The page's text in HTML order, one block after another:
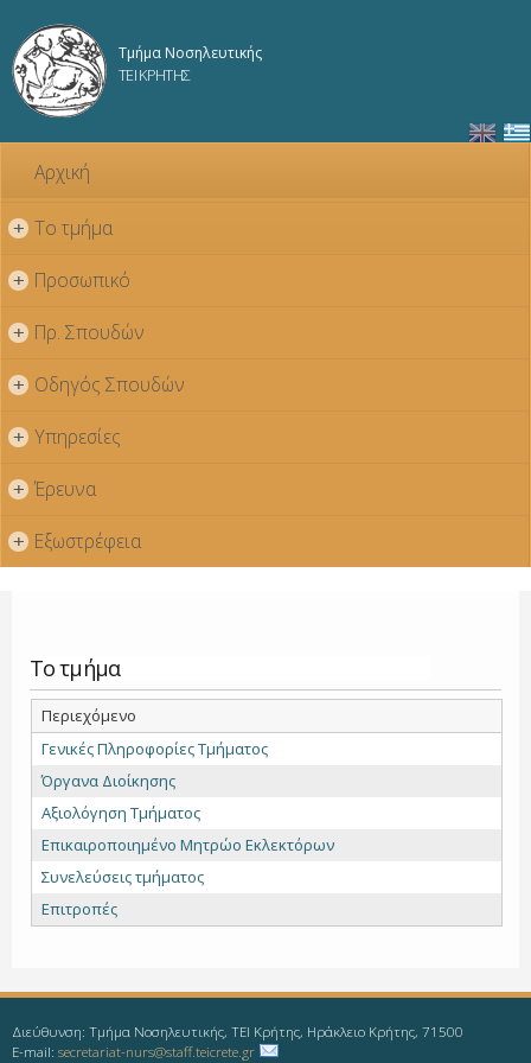
κυρίως
Τμήμα Νοσηλευτικής
ΤΕΙ ΚΡΗΤΗΣ
Αρχική
+ Το τμήμα
+ Προσωπικό
+ Πρ. Σπουδών
+ Οδηγός Σπουδών
+ Υπηρεσίες
+ Έρευνα
+ Εξωστρέφεια
Το τμήμα
Περιεχόμενο
Γενικές Πληροφορίες Τμήματος
Όργανα Διοίκησης
Αξιολόγηση Τμήματος
Επικαιροποιημένο Μητρώο Εκλεκτόρων
Συνελεύσεις τμήματος
Επιτροπές
Διεύθυνση: Τμήμα Νοσηλευτικής, ΤΕΙ Κρήτης, Ηράκλειο Κρήτης, 71500
E-mail: secretariat-nurs@staff.teicrete.gr